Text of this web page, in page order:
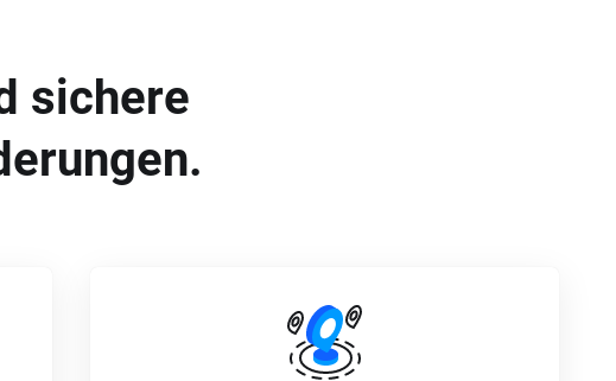
sichere